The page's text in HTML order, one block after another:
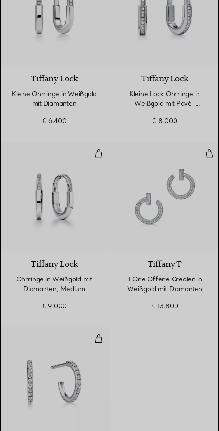
Tiffany Lock
Kleine Ohrringe in Weißgold
mit Diamanten
€ 6.400
Tiffany Lock
Kleine Lock Ohrringe in
Weißgold mit Pavé-
€ 8.000
Ohrringe in Weißgold mit
Tiffany Lock
Ohrringe in Weißgold mit
Diamanten, Medium
€ 9.000
T
Tiffany T
T One Offene Creolen in
Weißgold mit Diamanten
€ 13.800
Creolen